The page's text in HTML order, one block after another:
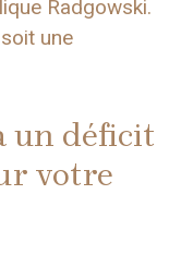
Radgowski.
une
un déficit
votre